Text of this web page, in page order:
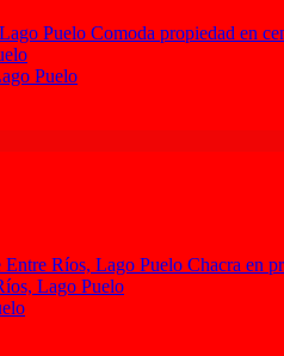
Puelo
Lago Puelo